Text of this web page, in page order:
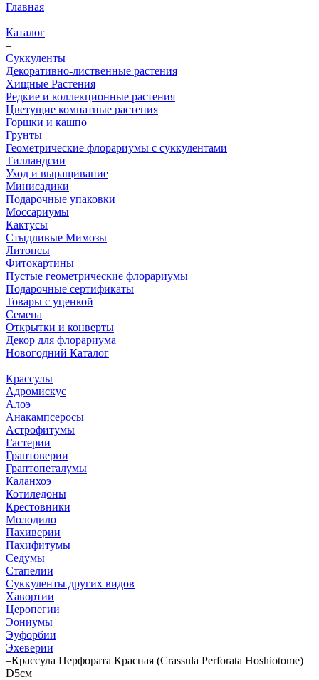
Главная
–
Каталог
–
Суккуленты
Декоративно-лиственные растения
Хищные Растения
Редкие и коллекционные растения
Цветущие комнатные растения
Горшки и кашпо
Грунты
Геометрические флорариумы с суккулентами
Тилландсии
Уход и выращивание
Минисадики
Подарочные упаковки
Моссариумы
Кактусы
Стыдливые Мимозы
Литопсы
Фитокартины
Пустые геометрические флорариумы
Подарочные сертификаты
Товары с уценкой
Семена
Открытки и конверты
Декор для флорариума
Новогодний Каталог
–
Крассулы
Адромискус
Алоэ
Анакампсеросы
Астрофитумы
Гастерии
Граптоверии
Граптопеталумы
Каланхоэ
Котиледоны
Крестовники
Молодило
Пахиверии
Пахифитумы
Седумы
Стапелии
Суккуленты других видов
Хавортии
Церопегии
Эониумы
Эуфорбии
Эхеверии
–Крассула Перфората Красная (Crassula Perforata Hoshiotome)
D5см